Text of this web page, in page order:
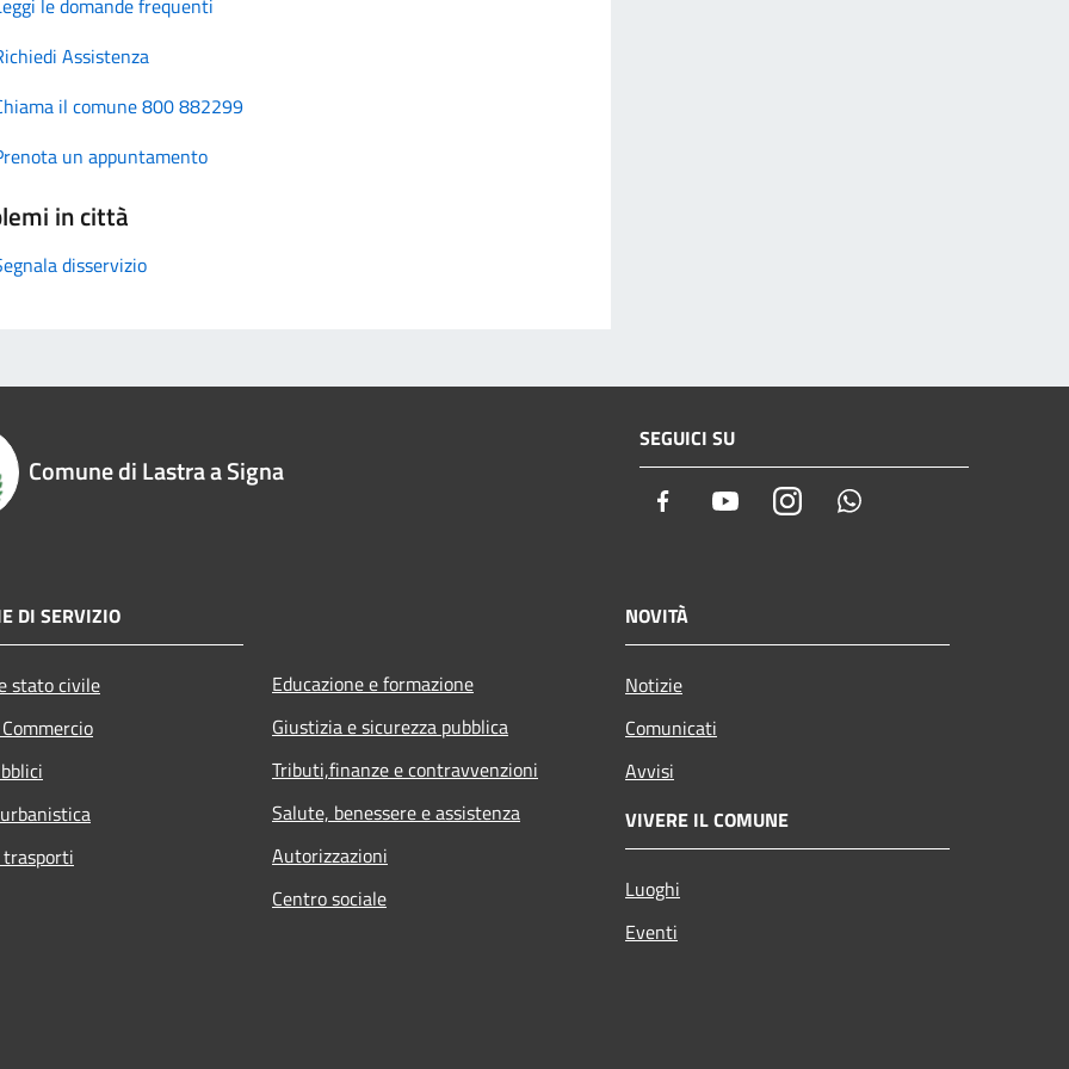
Assistenza
il comune 800 882299
un appuntamento
in città
disservizio
Comune di Lastra a Signa
SEGUICI SU
Facebook YoutubeInstagram
DI SERVIZIO
stato civile
Educazione e formazione
Giustizia e sicurezza pubblica
Tributi,finanze e contravvenzioni
Salute, benessere e assistenza
Autorizzazioni
Centro sociale
NOVITÀ
Notizie
Comunicati
Avvisi
VIVERE IL COMUNE
Luoghi
Eventi